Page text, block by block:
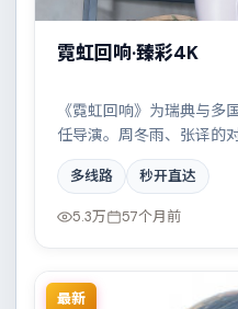
霓虹回响·臻彩4K
《霓虹回响》为瑞典与多
任导演。周冬雨、张译的
虹下的人性试炼与自我救
备院线质感。
多线路 秒开直达
5.3万 57个月前
最新